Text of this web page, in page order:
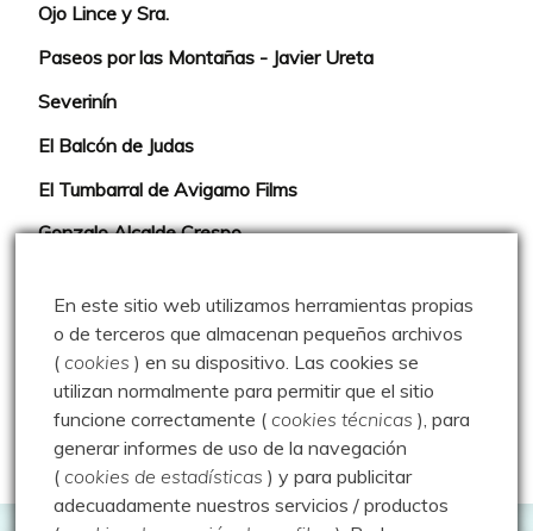
Ojo Lince y Sra.
Paseos por las Montañas - Javier Ureta
Severinín
El Balcón de Judas
El Tumbarral de Avigamo Films
Gonzalo Alcalde Crespo
Rutas y excursiones con niños
Valdeolea. Río Camesa, la vía azul
Aprendiz de sueños
En este sitio web utilizamos herramientas propias
o de terceros que almacenan pequeños archivos
(cookies ) en su dispositivo. Las cookies se
utilizan normalmente para permitir que el sitio
funcione correctamente (cookies técnicas ), para
generar informes de uso de la navegación
(cookies de estadísticas ) y para publicitar
adecuadamente nuestros servicios / productos